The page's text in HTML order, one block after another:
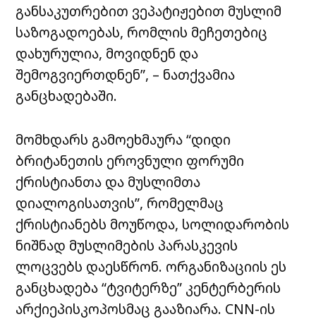
განსაკუთრებით ვეპატიჟებით მუსლიმ
საზოგადოებას, რომლის მეჩეთებიც
დახურულია, მოვიდნენ და
შემოგვიერთდნენ”, – ნათქვამია
განცხადებაში.
მომხდარს გამოეხმაურა “დიდი
ბრიტანეთის ეროვნული ფორუმი
ქრისტიანთა და მუსლიმთა
დიალოგისათვის”, რომელმაც
ქრისტიანებს მოუწოდა, სოლიდარობის
ნიშნად მუსლიმების პარასკევის
ლოცვებს დაესწრონ. ორგანიზაციის ეს
განცხადება “ტვიტერზე” კენტერბერის
არქიეპისკოპოსმაც გააზიარა. CNN-ის